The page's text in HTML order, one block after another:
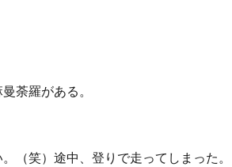
荼羅がある。
（笑）途中、登りで走ってしまった。